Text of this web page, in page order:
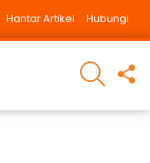
Hantar Artikel Hubungi
SEARCH